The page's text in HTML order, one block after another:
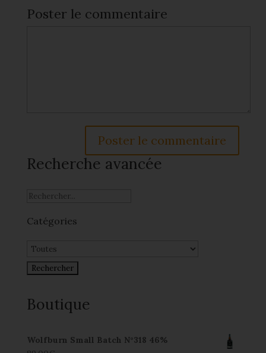
Poster le commentaire
Recherche avancée
Catégories
Boutique
Wolfburn Small Batch N°318 46%